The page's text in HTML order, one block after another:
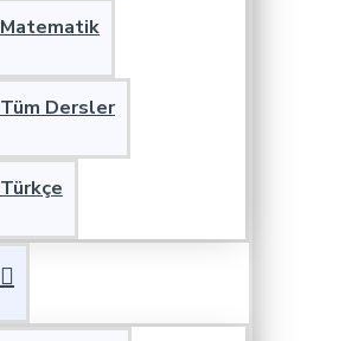
Matematik
Tüm Dersler
Türkçe